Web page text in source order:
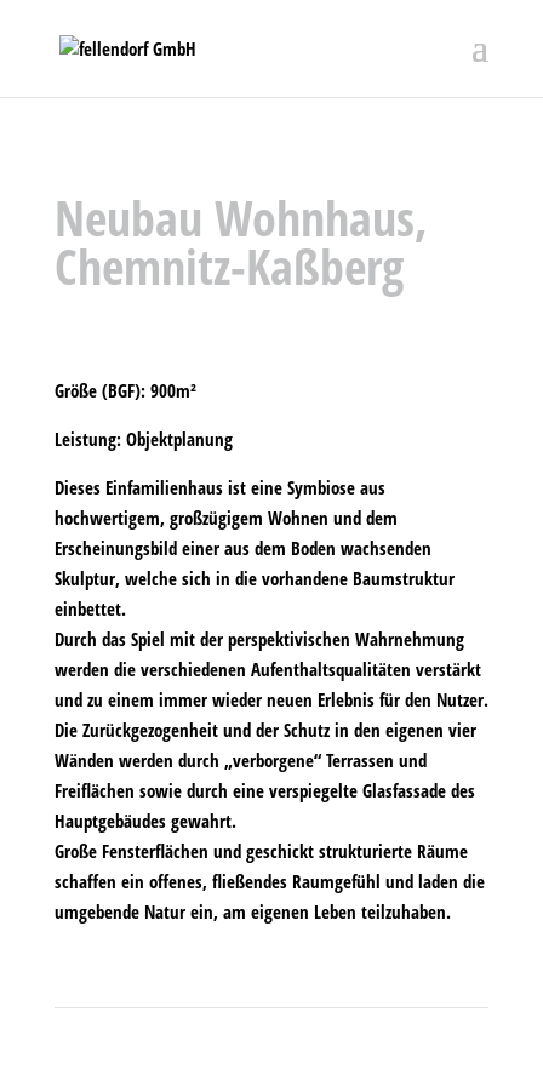
Neubau Wohnhaus,
Chemnitz-Kaßberg
Größe (BGF):900m²
Leistung: Objektplanung
Dieses Einfamilienhaus ist eine Symbiose aus
hochwertigem, großzügigem Wohnen und dem
Erscheinungsbild einer aus dem Boden wachsenden
Skulptur, welche sich in die vorhandene Baumstruktur
einbettet.
Durch das Spiel mit der perspektivischen Wahrnehmung
werden die verschiedenen Aufenthaltsqualitäten verstärkt
und zu einem immer wieder neuen Erlebnis für den Nutzer.
Die Zurückgezogenheit und der Schutz in den eigenen vier
Wänden werden durch „verborgene“ Terrassen und
Freiflächen sowie durch eine verspiegelte Glasfassade des
Hauptgebäudes gewahrt.
Große Fensterflächen und geschickt strukturierte Räume
schaffen ein offenes, fließendes Raumgefühl und laden die
umgebende Natur ein, am eigenen Leben teilzuhaben.